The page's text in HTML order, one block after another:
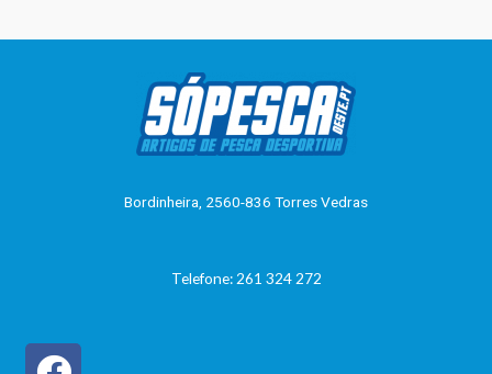
Bordinheira, 2560-836 Torres Vedras
Telefone: 261 324 272